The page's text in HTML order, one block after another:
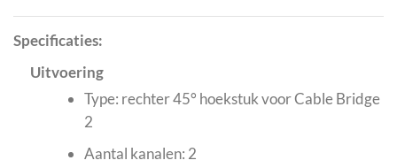
Specificaties:
Uitvoering
Type: rechter 45° hoekstuk voor Cable Bridge
2
Aantal kanalen: 2